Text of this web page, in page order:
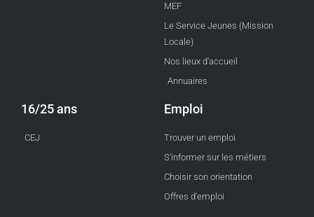
MEF
Le Service Jeunes (Mission
Locale)
Nos lieux d'accueil
Annuaires
16/25 ans
CEJ
Emploi
Trouver un emploi
S'informer sur les métiers
Choisir son orientation
Offres d'emploi